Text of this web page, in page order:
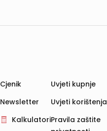
Cjenik
Newsletter
Kalkulatori
Uvjeti kupnje
Uvjeti korištenja
Pravila zaštite